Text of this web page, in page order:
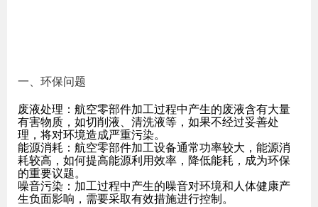
一、环保问题
废液处理：航空零部件加工过程中产生的废液含有大量
有害物质，如切削液、清洗液等，如果不经过妥善处
理，将对环境造成严重污染。
能源消耗：航空零部件加工设备通常功率较大，能源消
耗较高，如何提高能源利用效率，降低能耗，成为环保
的重要议题。
噪音污染：加工过程中产生的噪音对环境和人体健康产
生负面影响，需要采取有效措施进行控制。